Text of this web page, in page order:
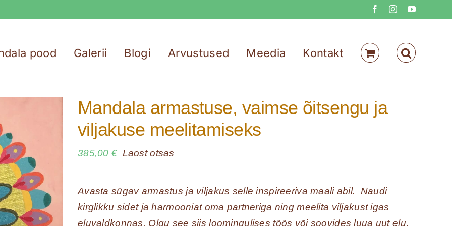
FacebookInstagramYouTube
pood Galerii Blogi Arvustused Meedia Kontakt
Mandala armastuse, vaimse õitsengu ja
viljakuse meelitamiseks
385,00 € Laost otsas
Avasta sügav armastus ja viljakus selle inspireeriva maali abil. Naudi
kirglikku sidet ja harmooniat oma partneriga ning meelita viljakust igas
eluvaldkonnas. Olgu see siis loomingulises töös või soovides luua uut elu,